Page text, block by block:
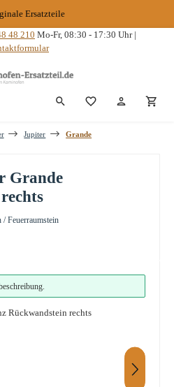
Ersatzteile
48 210 Mo-Fr, 08:30 - 17:30 Uhr |
Du hast 0
Jupiter Grande
Grande
Feuerraumstein